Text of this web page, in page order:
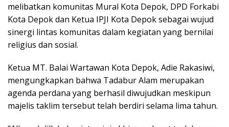
melibatkan komunitas Mural Kota Depok, DPD Forkabi
Kota Depok dan Ketua IPJI Kota Depok sebagai wujud
sinergi lintas komunitas dalam kegiatan yang bernilai
religius dan sosial.
Ketua MT. Balai Wartawan Kota Depok, Adie Rakasiwi,
mengungkapkan bahwa Tadabur Alam merupakan
agenda perdana yang berhasil diwujudkan meskipun
majelis taklim tersebut telah berdiri selama lima tahun.